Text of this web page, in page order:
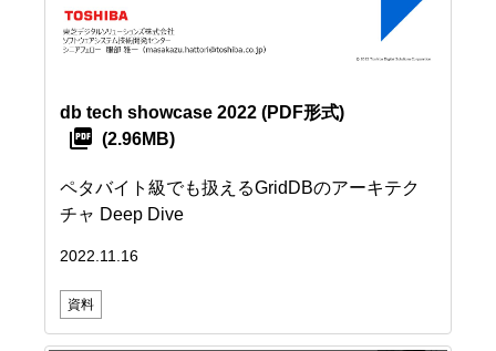
db tech showcase 2022 (PDF形式)
(2.96MB)
ペタバイト級でも扱えるGridDBのアーキテク
チャ Deep Dive
2022.11.16
資料